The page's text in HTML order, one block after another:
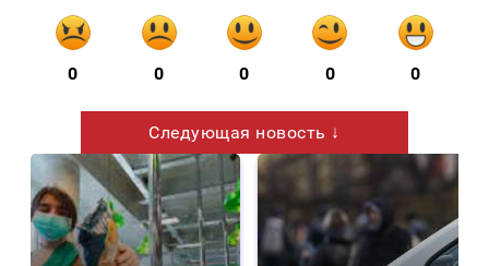
0 0 0 0 0
Следующая новость ↓